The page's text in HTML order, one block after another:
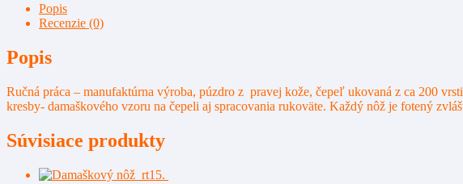
Popis
Recenzie (0)
Popis
Ručná práca – manufaktúrna výroba, púzdro z pravej kože, čepeľ ukovaná z ca 200
kresby- damaškového vzoru na čepeli aj spracovania rukoväte. Každý nôž je fotený
Súvisiace produkty